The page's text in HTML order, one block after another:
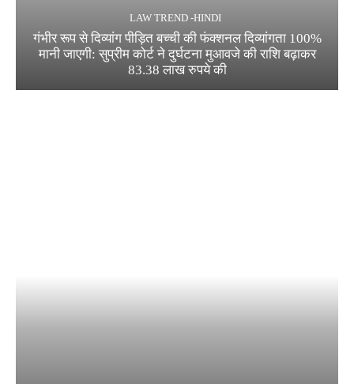
LAW TREND -HINDI
गंभीर रूप से दिव्यांग पीड़ित बच्ची की फंक्शनल दिव्यांगता 100%
मानी जाएगी: सुप्रीम कोर्ट ने दुर्घटना मुआवजे की राशि बढ़ाकर
83.38 लाख रुपये की